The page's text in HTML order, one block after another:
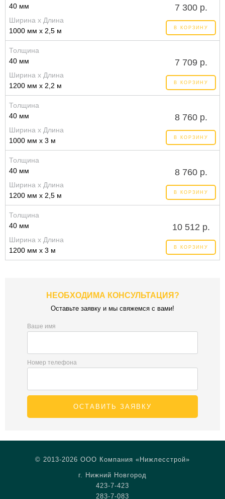
40 мм
Ширина x Длина
1000 мм x 2,5 м
7 300 р.
В КОРЗИНУ
Толщина
40 мм
Ширина x Длина
1200 мм x 2,2 м
7 709 р.
В КОРЗИНУ
Толщина
40 мм
Ширина x Длина
1000 мм x 3 м
8 760 р.
В КОРЗИНУ
Толщина
40 мм
Ширина x Длина
1200 мм x 2,5 м
8 760 р.
В КОРЗИНУ
Толщина
40 мм
Ширина x Длина
1200 мм x 3 м
10 512 р.
В КОРЗИНУ
НЕОБХОДИМА КОНСУЛЬТАЦИЯ?
Оставьте заявку и мы свяжемся с вами!
Ваше имя
Номер телефона
ОСТАВИТЬ ЗАЯВКУ
© 2013-2026 ООО Компания «Нижлесстрой»
г. Нижний Новгород
423-7-423
283-7-083